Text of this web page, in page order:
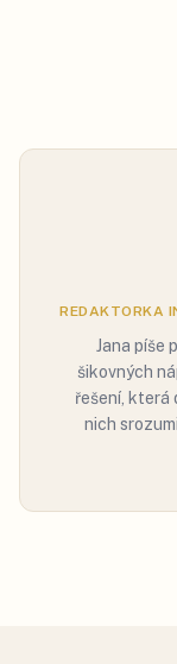
REDAKTORKA
Jana píše
šikovných
řešení, která
nich